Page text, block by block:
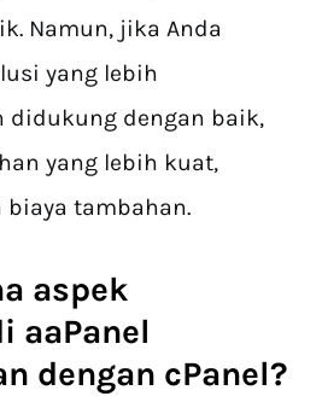
Namun, jika Anda
yang lebih
didukung dengan baik,
yang lebih kuat,
biaya tambahan.
aspek
aaPanel
dengan cPanel?